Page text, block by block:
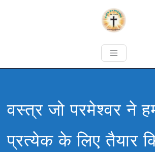
वस्त्र जो परमेश्वर ने
प्रत्येक के लिए तैयार